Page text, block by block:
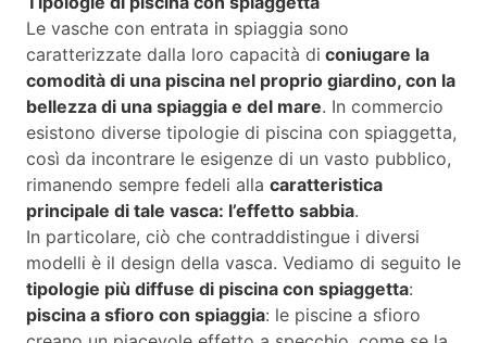
Le vasche con entrata in spiaggia sono
caratterizzate dalla loro capacità di coniugare la
comodità di una piscina nel proprio giardino, con la
bellezza di una spiaggia e del mare. In commercio
esistono diverse tipologie di piscina con spiaggetta,
così da incontrare le esigenze di un vasto pubblico,
rimanendo sempre fedeli alla caratteristica
principale di tale vasca: l’effetto sabbia.
In particolare, ciò che contraddistingue i diversi
modelli è il design della vasca. Vediamo di seguito le
tipologie più diffuse di piscina con spiaggetta:
piscina a sfioro con spiaggia: le piscine a sfioro